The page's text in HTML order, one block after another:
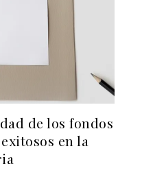
de los fondos
en la